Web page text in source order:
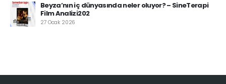
Beyza’nın iç dünyasında neler oluyor? – SineTerapi
Film Analizi202
27 Ocak 2026